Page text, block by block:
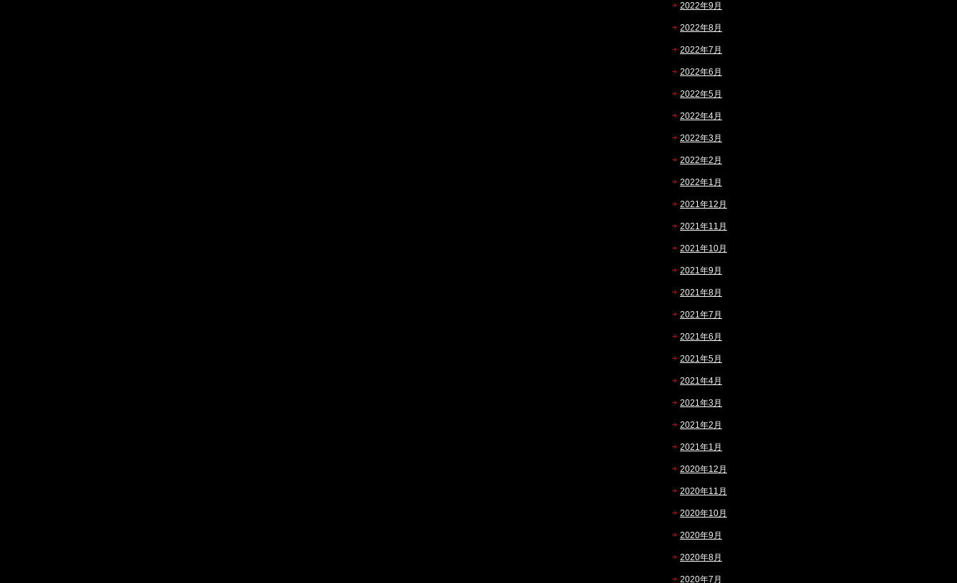
2022年9月
2022年8月
2022年7月
2022年6月
2022年5月
2022年4月
2022年3月
2022年2月
2022年1月
2021年12月
2021年11月
2021年10月
2021年9月
2021年8月
2021年7月
2021年6月
2021年5月
2021年4月
2021年3月
2021年2月
2021年1月
2020年12月
2020年11月
2020年10月
2020年9月
2020年8月
2020年7月